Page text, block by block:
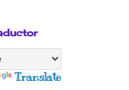
Translate